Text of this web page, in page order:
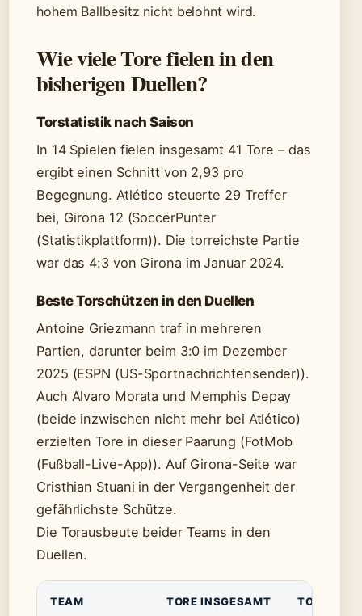
hohem Ballbesitz nicht belohnt wird.
Wie viele Tore fielen in den
bisherigen Duellen?
Torstatistik nach Saison
In 14 Spielen fielen insgesamt 41 Tore – das
ergibt einen Schnitt von 2,93 pro
Begegnung. Atlético steuerte 29 Treffer
bei, Girona 12 (SoccerPunter
(Statistikplattform)). Die torreichste Partie
war das 4:3 von Girona im Januar 2024.
Beste Torschützen in den Duellen
Antoine Griezmann traf in mehreren
Partien, darunter beim 3:0 im Dezember
2025 (ESPN (US-Sportnachrichtensender)).
Auch Alvaro Morata und Memphis Depay
(beide inzwischen nicht mehr bei Atlético)
erzielten Tore in dieser Paarung (FotMob
(Fußball-Live-App)). Auf Girona-Seite war
Cristhian Stuani in der Vergangenheit der
gefährlichste Schütze.
Die Torausbeute beider Teams in den
Duellen.
TEAM TORE INSGESAMT TORE PRO